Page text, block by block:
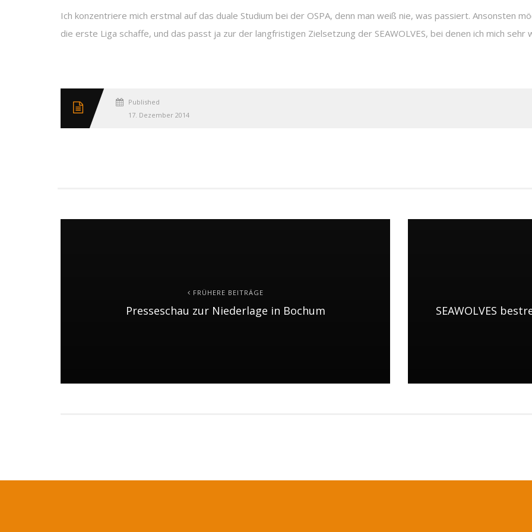
Ich konzentriere mich erstmal auf das duale Studium bei der OSPA, denn man weiß nie, was passiert. Ansonsten
die erste Liga schaffe, und das passt ja zur der langfristigen Zielsetzung der SEAWOLVES, bei denen ich mich sehr
Published
17. Dezember 2014
FRÜHERE BEITRÄGE
Presseschau zur Niederlage in Bochum SEAWOLVES